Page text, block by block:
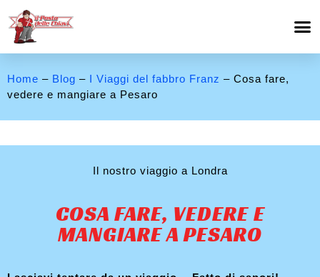
Home – Blog – I Viaggi del fabbro Franz – Cosa fare,
vedere e mangiare a Pesaro
Il nostro viaggio a Londra
COSA FARE, VEDERE E
MANGIARE A PESARO